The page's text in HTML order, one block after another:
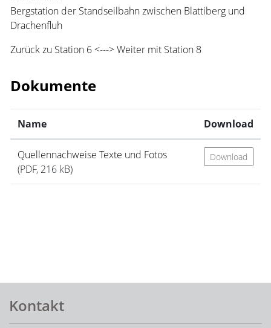
Bergstation der Standseilbahn zwischen Blattiberg und
Drachenfluh
Zurück zu Station 6 <---> Weiter mit Station 8
Dokumente
Name Download
Quellennachweise Texte und Fotos
(PDF, 216 kB)
Download
Kontakt